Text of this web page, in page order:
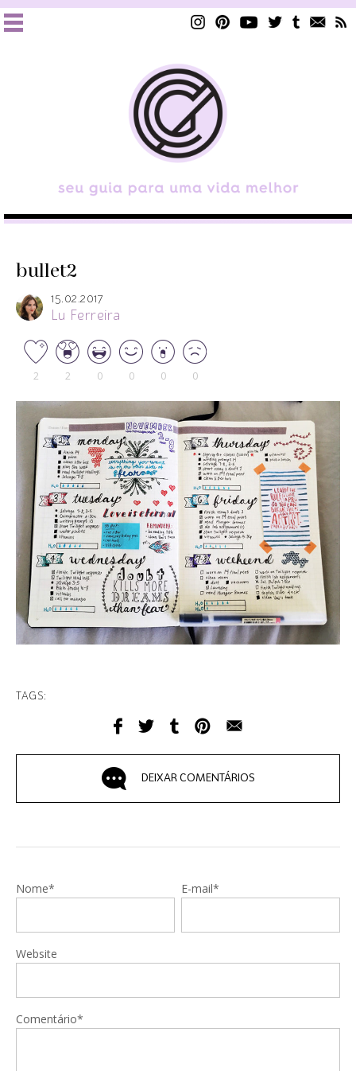
bullet2
15.02.2017
Lu Ferreira
2 2 0 0 0 0
TAGS:
DEIXAR COMENTÁRIOS
Nome* E-mail*
Website
Comentário*